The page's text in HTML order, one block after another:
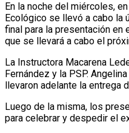
En la noche del miércoles,
Ecológico se llevó a cabo la
final para la presentación en
que se llevará a cabo el
La Instructora Macarena
Fernández y la PSP.
llevaron adelante la entrega
Luego de la misma, los
para celebrar y despedir el